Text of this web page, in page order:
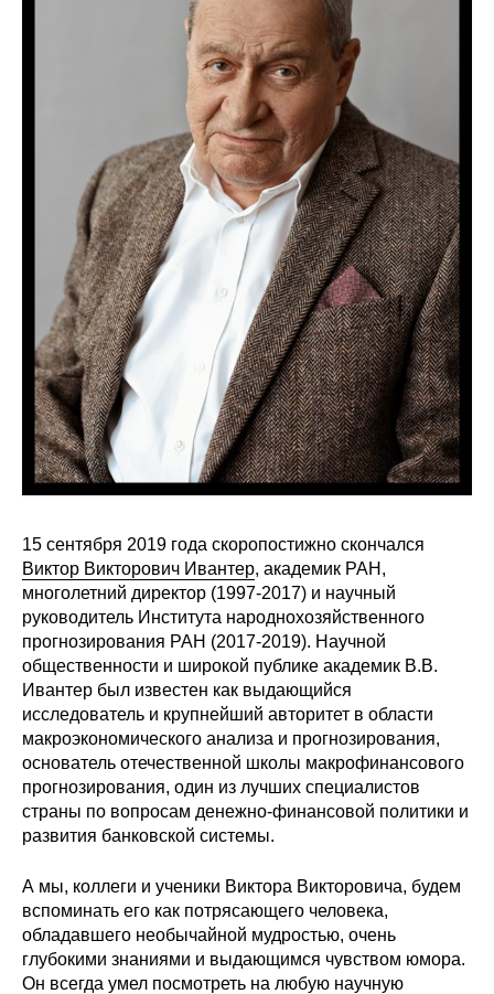
Противодействие коррупции
Материалы для СМИ
Публикации
Научная жизнь
Издания
Проблемы прогнозирования
О журнале
Номера журналов
Редакционная этика
Информация для авторов
Общие требования
Стандарты оформления
Научные труды
О журнале
Выпуски
Редакционная этика
Общие требования
Стандарты оформления
15 сентября 2019 года скоропостижно скончался
Виктор Викторович Ивантер, академик РАН,
многолетний директор (1997-2017) и научный
руководитель Института народнохозяйственного
прогнозирования РАН (2017-2019). Научной
общественности и широкой публике академик В.В.
Ивантер был известен как выдающийся
исследователь и крупнейший авторитет в области
макроэкономического анализа и прогнозирования,
основатель отечественной школы макрофинансового
прогнозирования, один из лучших специалистов
страны по вопросам денежно-финансовой политики и
развития банковской системы.
А мы, коллеги и ученики Виктора Викторовича, будем
вспоминать его как потрясающего человека,
обладавшего необычайной мудростью, очень
глубокими знаниями и выдающимся чувством юмора.
Он всегда умел посмотреть на любую научную